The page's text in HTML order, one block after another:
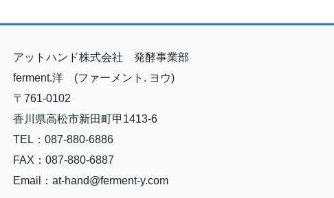
アットハンド株式会社 発酵事業部
ferment.洋 (ファーメント. ヨウ)
〒761-0102
香川県高松市新田町甲1413-6
TEL：087-880-6886
FAX：087-880-6887
Email：at-hand@ferment-y.com